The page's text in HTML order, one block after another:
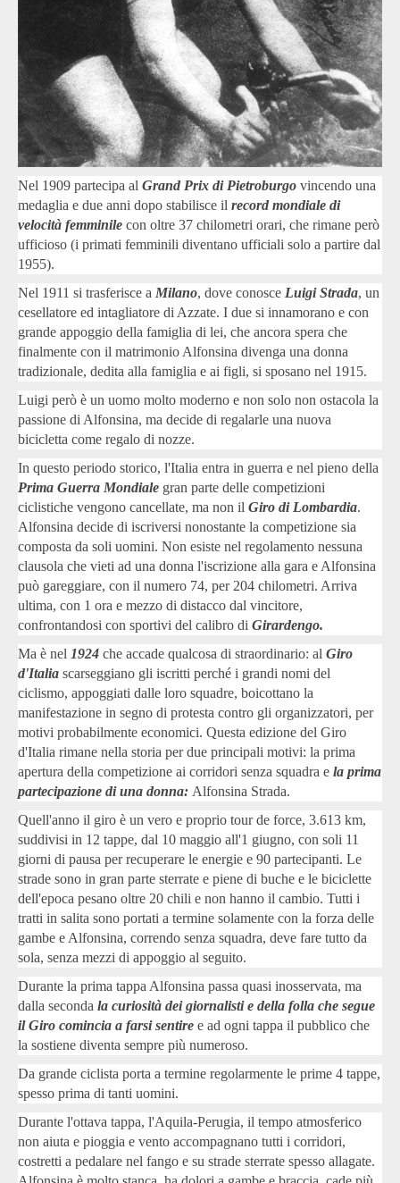
Nel 1909 partecipa al Grand Prix di Pietroburgo vincendo una
medaglia e due anni dopo stabilisce il record mondiale di
velocità femminile con oltre 37 chilometri orari, che rimane però
ufficioso (i primati femminili diventano ufficiali solo a partire dal
1955).
Nel 1911 si trasferisce a Milano, dove conosce Luigi Strada, un
cesellatore ed intagliatore di Azzate. I due si innamorano e con
grande appoggio della famiglia di lei, che ancora spera che
finalmente con il matrimonio Alfonsina divenga una donna
tradizionale, dedita alla famiglia e ai figli, si sposano nel 1915.
Luigi però è un uomo molto moderno e non solo non ostacola la
passione di Alfonsina, ma decide di regalarle una nuova
bicicletta come regalo di nozze.
In questo periodo storico, l'Italia entra in guerra e nel pieno della
Prima Guerra Mondiale gran parte delle competizioni
ciclistiche vengono cancellate, ma non il Giro di Lombardia.
Alfonsina decide di iscriversi nonostante la competizione sia
composta da soli uomini. Non esiste nel regolamento nessuna
clausola che vieti ad una donna l'iscrizione alla gara e Alfonsina
può gareggiare, con il numero 74, per 204 chilometri. Arriva
ultima, con 1 ora e mezzo di distacco dal vincitore,
confrontandosi con sportivi del calibro di Girardengo.
Ma è nel 1924 che accade qualcosa di straordinario: al Giro
d'Italia scarseggiano gli iscritti perché i grandi nomi del
ciclismo, appoggiati dalle loro squadre, boicottano la
manifestazione in segno di protesta contro gli organizzatori, per
motivi probabilmente economici. Questa edizione del Giro
d'Italia rimane nella storia per due principali motivi: la prima
apertura della competizione ai corridori senza squadra e la prima
partecipazione di una donna: Alfonsina Strada.
Quell'anno il giro è un vero e proprio tour de force, 3.613 km,
suddivisi in 12 tappe, dal 10 maggio all'1 giugno, con soli 11
giorni di pausa per recuperare le energie e 90 partecipanti. Le
strade sono in gran parte sterrate e piene di buche e le biciclette
dell'epoca pesano oltre 20 chili e non hanno il cambio. Tutti i
tratti in salita sono portati a termine solamente con la forza delle
gambe e Alfonsina, correndo senza squadra, deve fare tutto da
sola, senza mezzi di appoggio al seguito.
Durante la prima tappa Alfonsina passa quasi inosservata, ma
dalla seconda la curiosità dei giornalisti e della folla che segue
il Giro comincia a farsi sentire e ad ogni tappa il pubblico che
la sostiene diventa sempre più numeroso.
Da grande ciclista porta a termine regolarmente le prime 4 tappe,
spesso prima di tanti uomini.
Durante l'ottava tappa, l'Aquila-Perugia, il tempo atmosferico
non aiuta e pioggia e vento accompagnano tutti i corridori,
costretti a pedalare nel fango e su strade sterrate spesso allagate.